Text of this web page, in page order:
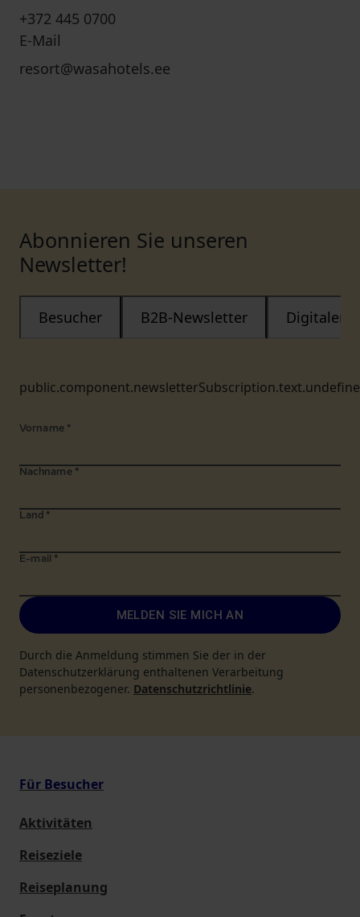
+372 445 0700
E-Mail
resort@wasahotels.ee
Abonnieren Sie unseren
Newsletter!
Besucher B2B-Newsletter Digitaler
Vorname *
Nachname *
Land *
E-mail *
MELDEN SIE MICH AN
Durch die Anmeldung stimmen Sie der in der
Datenschutzerklärung enthaltenen Verarbeitung
personenbezogener. Datenschutzrichtlinie.
Für Besucher
Aktivitäten
Reiseziele
Reiseplanung